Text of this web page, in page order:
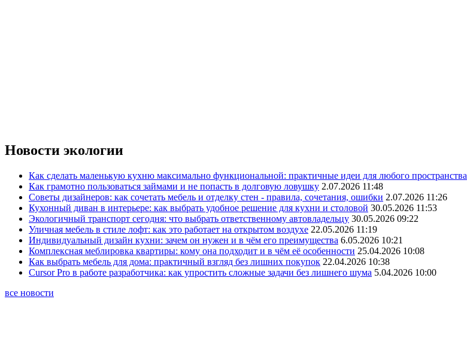
Новости экологии
Как сделать маленькую кухню максимально функциональной: практичные идеи для любого пространства
Как грамотно пользоваться займами и не попасть в долговую ловушку 2.07.2026 11:48
Советы дизайнеров: как сочетать мебель и отделку стен - правила, сочетания, ошибки 2.07.2026 11:26
Кухонный диван в интерьере: как выбрать удобное решение для кухни и столовой 30.05.2026 11:53
Экологичный транспорт сегодня: что выбрать ответственному автовладельцу 30.05.2026 09:22
Уличная мебель в стиле лофт: как это работает на открытом воздухе 22.05.2026 11:19
Индивидуальный дизайн кухни: зачем он нужен и в чём его преимущества 6.05.2026 10:21
Комплексная меблировка квартиры: кому она подходит и в чём её особенности 25.04.2026 10:08
Как выбрать мебель для дома: практичный взгляд без лишних покупок 22.04.2026 10:38
Cursor Pro в работе разработчика: как упростить сложные задачи без лишнего шума 5.04.2026 10:00
все новости